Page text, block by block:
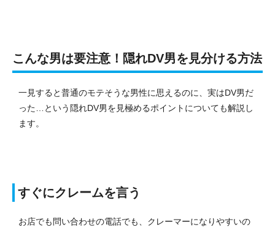
こんな男は要注意！隠れDV男を見分ける方法
一見すると普通のモテそうな男性に思えるのに、実はDV男だ
った…という隠れDV男を見極めるポイントについても解説し
ます。
すぐにクレームを言う
お店でも問い合わせの電話でも、クレーマーになりやすいの